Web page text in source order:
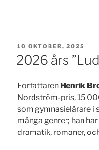
PUBLICERAT
10 OKTOBER, 2025
2026 års
Författaren Henrik
Nordström-pris, 15
som gymnasielärare i
många genrer; han
dramatik, romaner,